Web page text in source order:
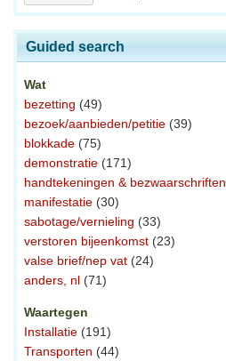
Guided search
Wat
bezetting (49)
bezoek/aanbieden/petitie (39)
blokkade (75)
demonstratie (171)
handtekeningen & bezwaarschriften
manifestatie (30)
sabotage/vernieling (33)
verstoren bijeenkomst (23)
valse brief/nep vat (24)
anders, nl (71)
Waartegen
Installatie (191)
Transporten (44)